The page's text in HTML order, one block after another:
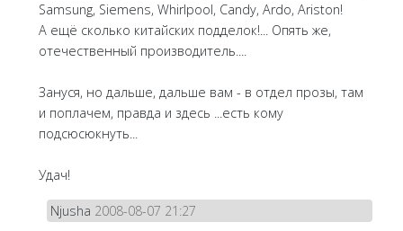
Samsung, Siemens, Whirlpool, Candy, Ardo, Ariston!
А ещё сколько китайских подделок!... Опять же,
отечественный производитель....
Зануся, но дальше, дальше вам - в отдел прозы, там
и поплачем, правда и здесь ...есть кому
подсюсюкнуть...
Удач!
Njusha 2008-08-07 21:27